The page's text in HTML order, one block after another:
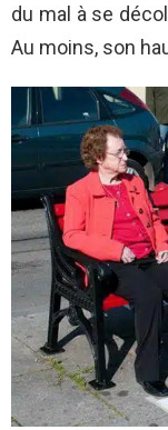
du mal à se
Au moins, son